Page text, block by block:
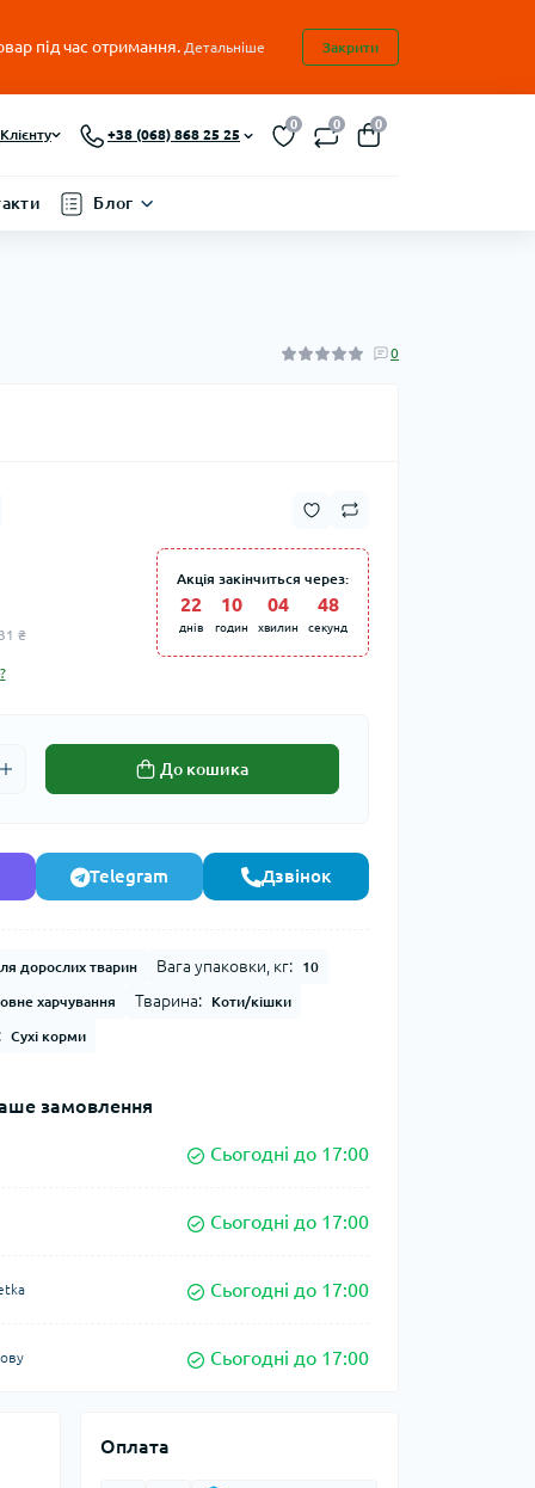
під час отримання. Детальніше Закрити
Клієнту +38 (068) 868 25 25
0 0 0
Блог
0
₴
Акція закінчиться через:
22
днів
10
годин
04
хвилин
48
секунд
До кошика
Telegram Дзвінок
дорослих тварин Вага упаковки, кг: 10
харчування Тварина: Коти/кішки
Сухі корми
замовлення
Сьогодні до 17:00
Сьогодні до 17:00
Сьогодні до 17:00
Сьогодні до 17:00
Оплата